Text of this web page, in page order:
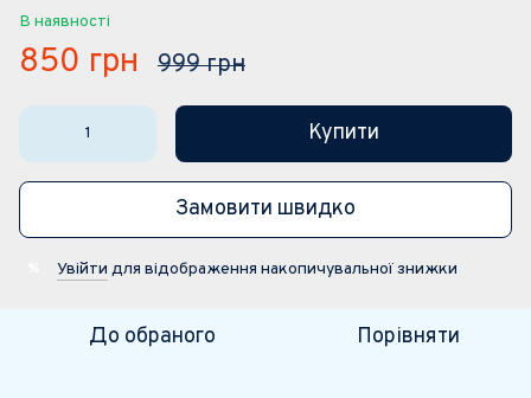
В наявності
850 грн 999 грн
Купити
Замовити швидко
Увійти для відображення накопичувальної знижки
До обраного Порівняти